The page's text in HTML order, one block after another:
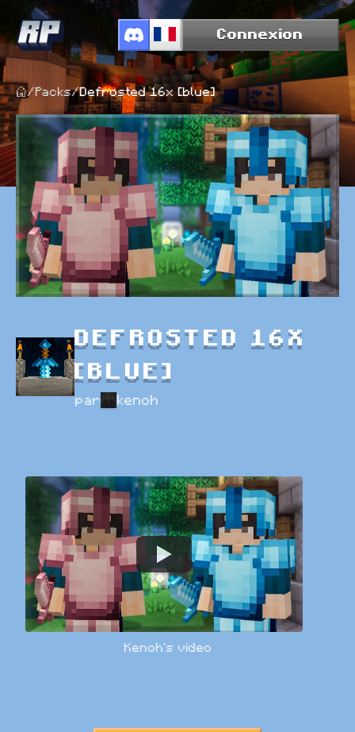
Connexion
/ Packs/Defrosted 16x [blue]
DEFROSTED 16X
[BLUE]
par kenoh